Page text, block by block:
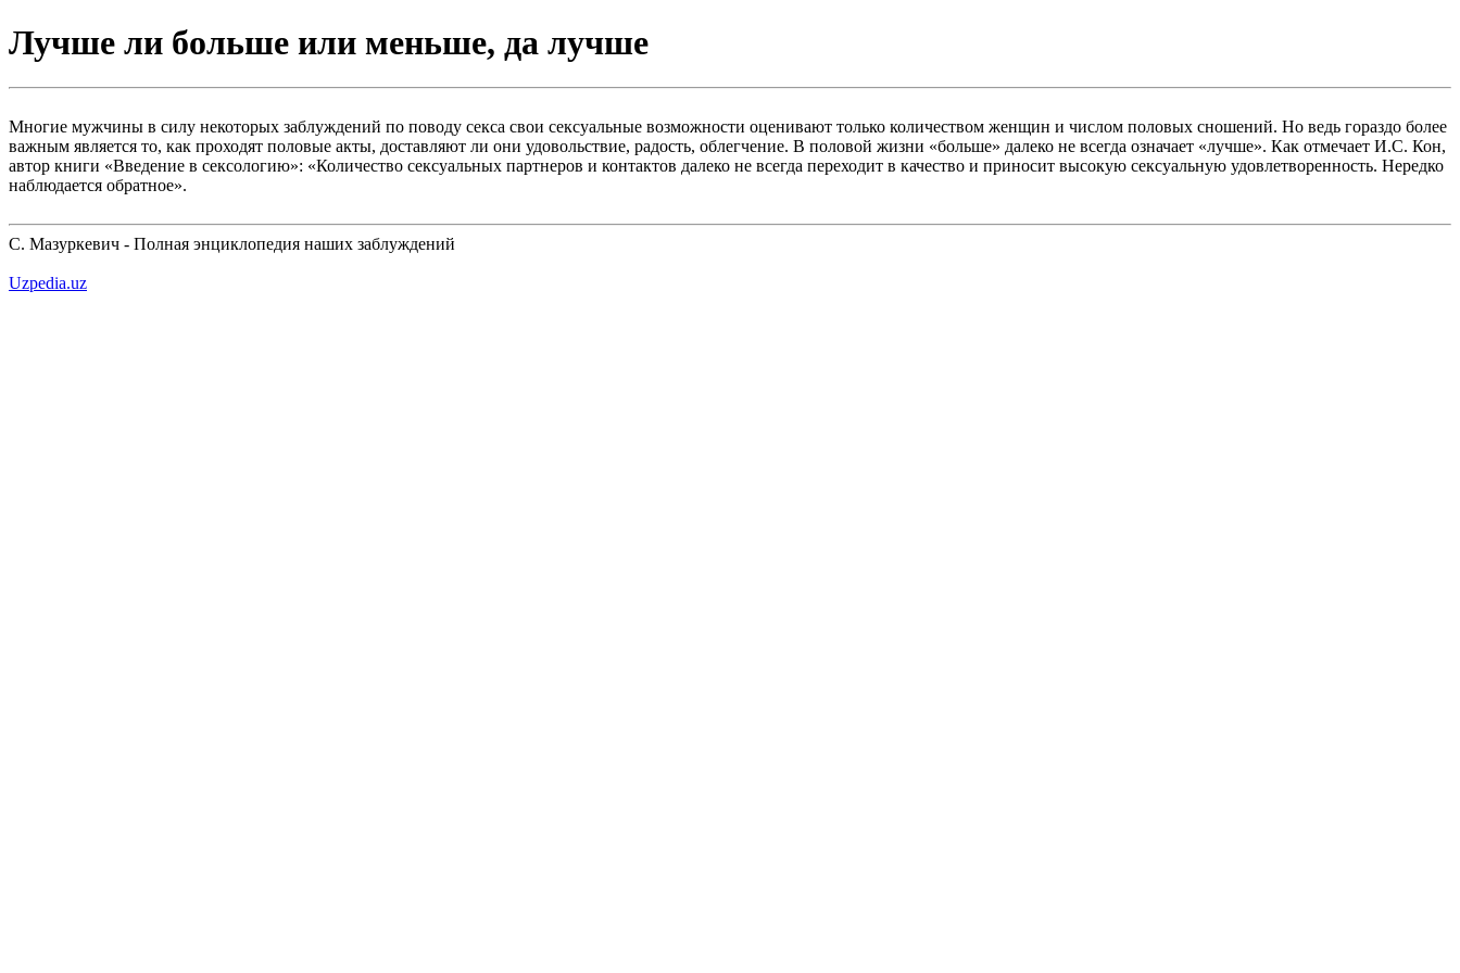
Лучше ли больше или меньше, да лучше
Многие мужчины в силу некоторых заблуждений по поводу секса свои сексуальные возможности оценивают только количеством женщин и числом половых сношений. Но ведь гораздо более
важным является то, как проходят половые акты, доставляют ли они удовольствие, радость, облегчение. В половой жизни «больше» далеко не всегда означает «лучше». Как отмечает И.С. Кон,
автор книги «Введение в сексологию»: «Количество сексуальных партнеров и контактов далеко не всегда переходит в качество и приносит высокую сексуальную удовлетворенность. Нередко
наблюдается обратное».
С. Мазуркевич - Полная энциклопедия наших заблуждений
Uzpedia.uz